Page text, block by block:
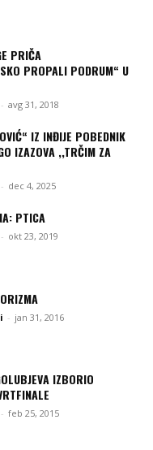
PRIČA
PROPALI PODRUM“ U
- avg 31, 2018
IZ INĐIJE POBEDNIK
IZAZOVA ,,TRČIM ZA
- dec 4, 2025
PTICA
- okt 23, 2019
- jan 31, 2016
IZBORIO
- feb 25, 2015